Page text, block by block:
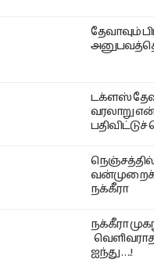
தேவாவும்
டக்ளஸ்
வரலாறு
நக்கீரா
நக்கீரா
ஐந்து ….!